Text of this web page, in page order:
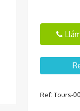
Ref: Tours-